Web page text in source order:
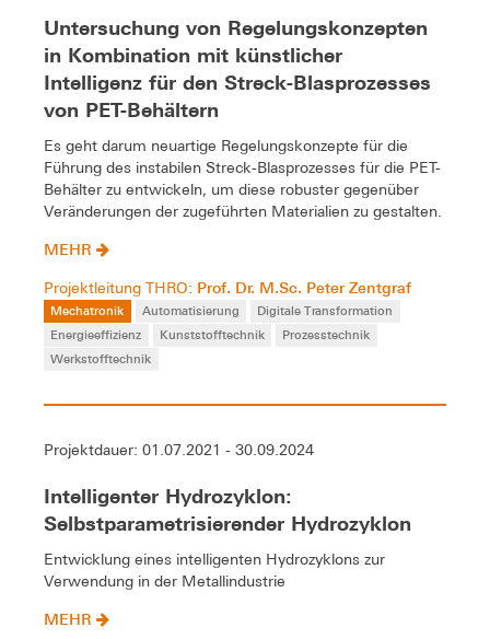
Untersuchung von Regelungskonzepten
in Kombination mit künstlicher
Intelligenz für den Streck-Blasprozesses
von PET-Behältern
Es geht darum neuartige Regelungskonzepte für die
Führung des instabilen Streck-Blasprozesses für die PET-
Behälter zu entwickeln, um diese robuster gegenüber
Veränderungen der zugeführten Materialien zu gestalten.
MEHR
Projektleitung THRO: Prof. Dr. M.Sc. Peter Zentgraf
Mechatronik Automatisierung
Digitale Transformation
Energieeffizienz
Kunststofftechnik
Prozesstechnik
Werkstofftechnik
Projektdauer: 01.07.2021 - 30.09.2024
Intelligenter Hydrozyklon:
Selbstparametrisierender Hydrozyklon
Entwicklung eines intelligenten Hydrozyklons zur
Verwendung in der Metallindustrie
MEHR